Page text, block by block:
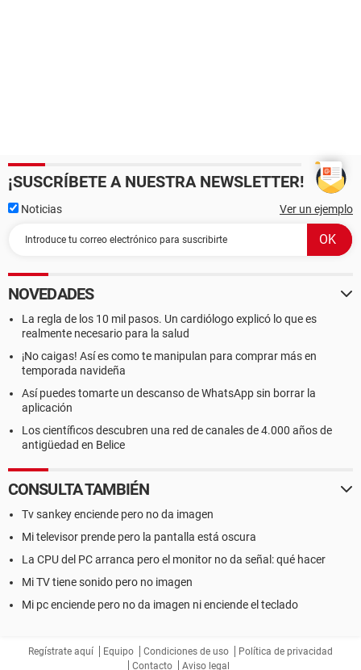
¡SUSCRÍBETE A NUESTRA NEWSLETTER!
Noticias Ver un ejemplo
NOVEDADES
La regla de los 10 mil pasos. Un cardiólogo explicó lo que es
realmente necesario para la salud
¡No caigas! Así es como te manipulan para comprar más en
temporada navideña
Así puedes tomarte un descanso de WhatsApp sin borrar la
aplicación
Los científicos descubren una red de canales de 4.000 años de
antigüedad en Belice
CONSULTA TAMBIÉN
Tv sankey enciende pero no da imagen
Mi televisor prende pero la pantalla está oscura
La CPU del PC arranca pero el monitor no da señal: qué hacer
Mi TV tiene sonido pero no imagen
Mi pc enciende pero no da imagen ni enciende el teclado
Regístrate aquí Equipo Condiciones de uso
Política de privacidad
Contacto
Aviso legal